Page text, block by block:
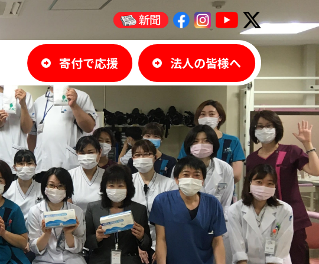
寄付で応援 法人の皆様へ